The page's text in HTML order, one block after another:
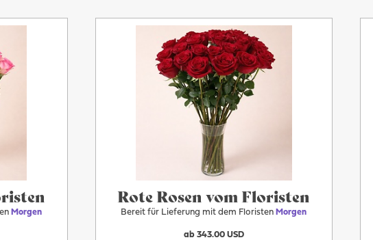
Morgen
Morgen
Rote Rosen vom Floristen
Bereit für Lieferung mit dem Floristen Morgen
ab 343.00 USD